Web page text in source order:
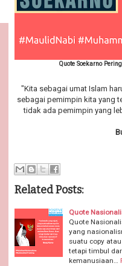
Quote Soekarno
"Kita sebagai umat Islam
sebagai pemimpin kita yang
tidak ada pemimpin yang
Related Posts:
Quote
Quote
yang
suatu copy
tetapi timbul
kemanusiaan…